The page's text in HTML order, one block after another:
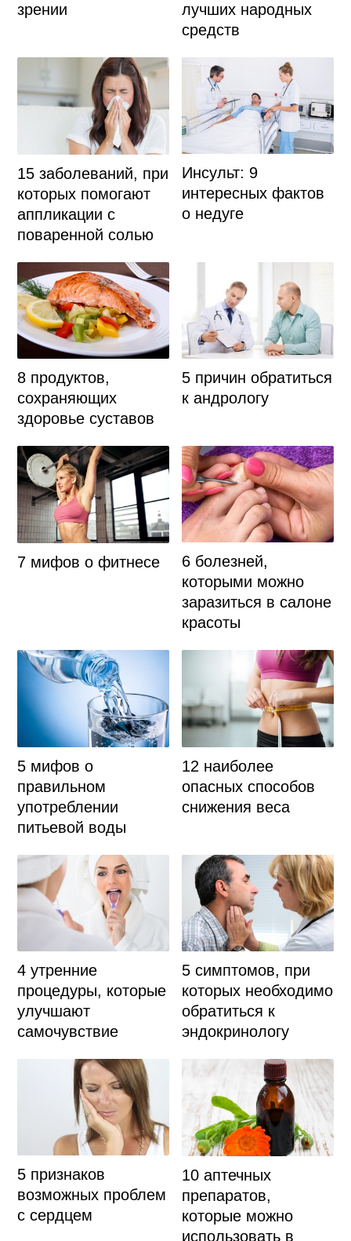
зрении
лучших народных
средств
15 заболеваний, при
которых помогают
аппликации с
поваренной солью
Инсульт: 9
интересных фактов
о недуге
8 продуктов,
сохраняющих
здоровье суставов
5 причин обратиться
к андрологу
7 мифов о фитнесе
6 болезней,
которыми можно
заразиться в салоне
красоты
5 мифов о
правильном
употреблении
питьевой воды
12 наиболее
опасных способов
снижения веса
4 утренние
процедуры, которые
улучшают
самочувствие
5 симптомов, при
которых необходимо
обратиться к
эндокринологу
5 признаков
возможных проблем
с сердцем
10 аптечных
препаратов,
которые можно
использовать в